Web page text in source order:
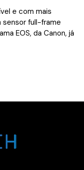
e com mais
sensor full-frame
EOS, da Canon, já